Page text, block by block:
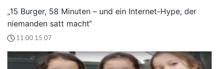
„15 Burger, 58 Minuten – und ein Internet-Hype, der
niemanden satt macht“
11:00 15.07